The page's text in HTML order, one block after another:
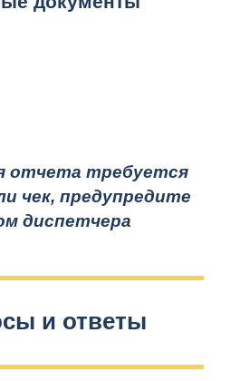
отчета требуется
чек, предупредите
диспетчера
и ответы